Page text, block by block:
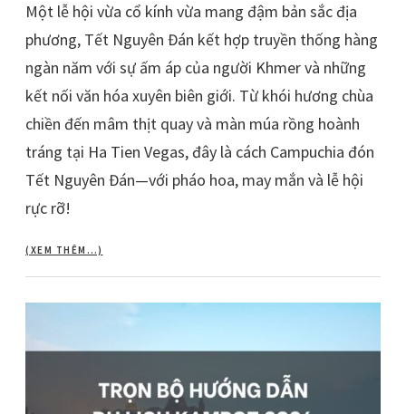
Một lễ hội vừa cổ kính vừa mang đậm bản sắc địa
phương, Tết Nguyên Đán kết hợp truyền thống hàng
ngàn năm với sự ấm áp của người Khmer và những
kết nối văn hóa xuyên biên giới. Từ khói hương chùa
chiền đến mâm thịt quay và màn múa rồng hoành
tráng tại Ha Tien Vegas, đây là cách Campuchia đón
Tết Nguyên Đán—với pháo hoa, may mắn và lễ hội
rực rỡ!
(XEM THÊM…)